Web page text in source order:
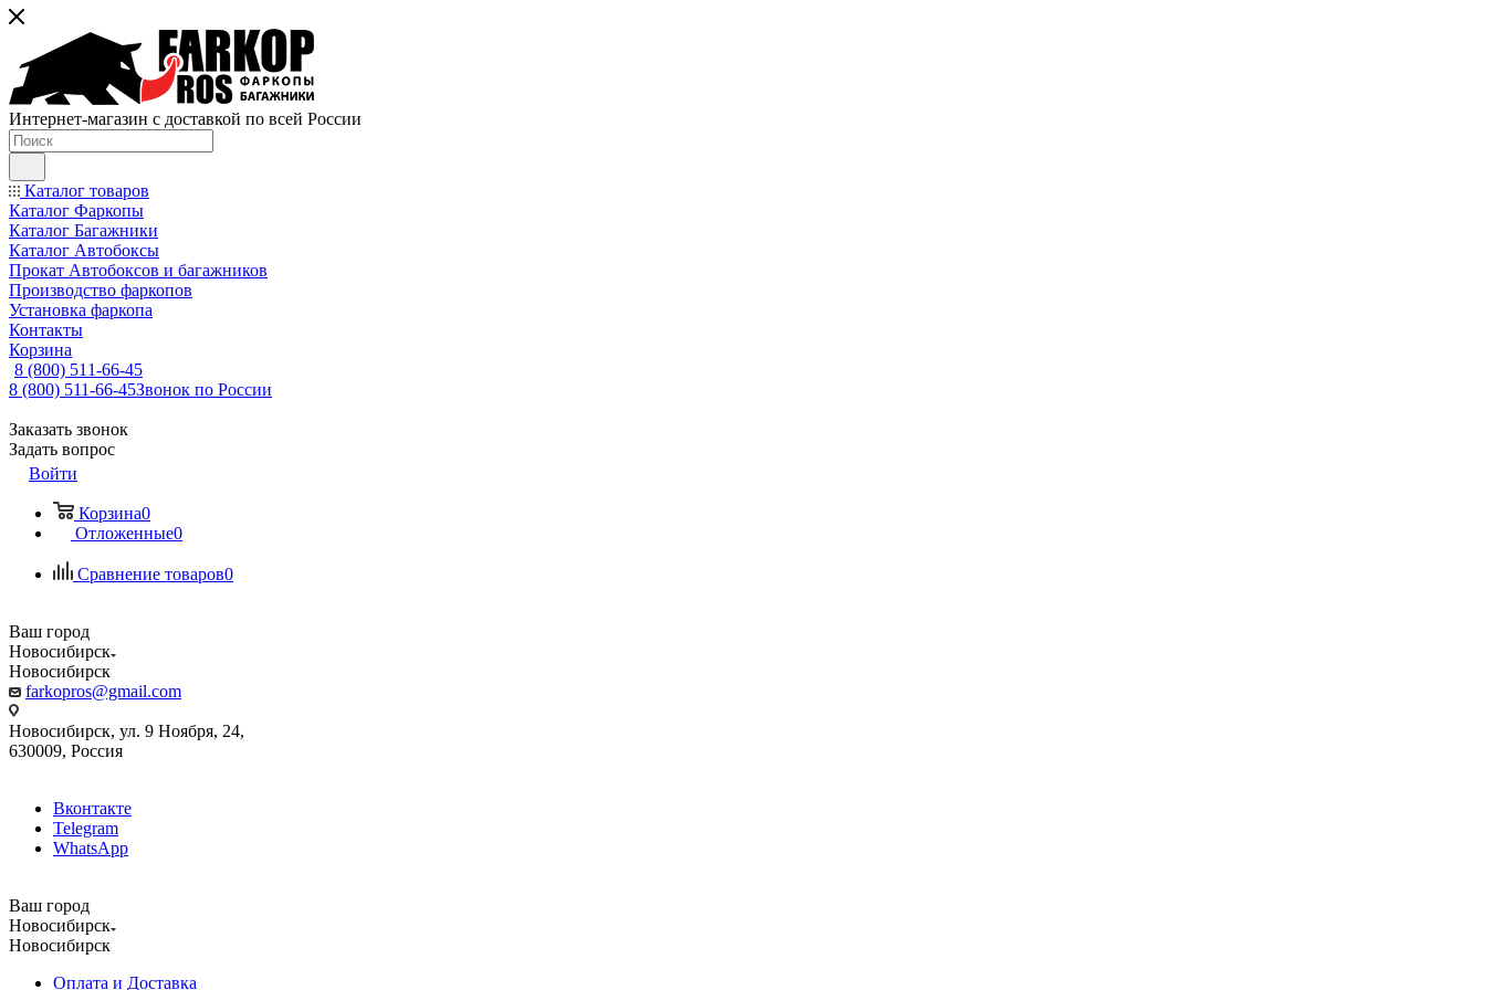
Интернет-магазин с доставкой по всей России
Каталог товаров
Каталог Фаркопы
Каталог Багажники
Каталог Автобоксы
Прокат Автобоксов и багажников
Производство фаркопов
Установка фаркопа
Контакты
Корзина
8 (800) 511-66-45
8 (800) 511-66-45Звонок по России
Заказать звонок
Задать вопрос
Войти
Корзина0
Отложенные0
Сравнение товаров0
Ваш город
Новосибирск
Новосибирск
farkopros@gmail.com
Новосибирск, ул. 9 Ноября, 24,
630009, Россия
Вконтакте
Telegram
WhatsApp
Ваш город
Новосибирск
Новосибирск
Оплата и Доставка